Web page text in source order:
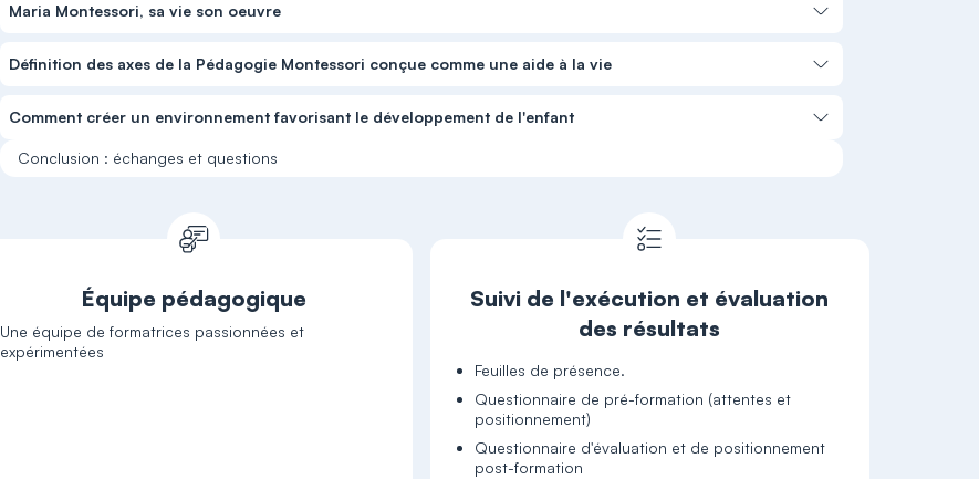
Maria Montessori, sa vie son oeuvre
Définition des axes de la Pédagogie Montessori conçue comme une aide à la vie
Comment créer un environnement favorisant le développement de l'enfant
Conclusion : échanges et questions
Équipe pédagogique
Une équipe de formatrices passionnées et
expérimentées
Suivi de l'exécution et évaluation
des résultats
Feuilles de présence.
Questionnaire de pré-formation (attentes et
Questionnaire d'évaluation et de positionnement